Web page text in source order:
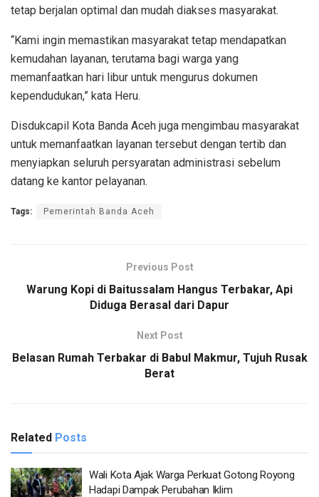
tetap berjalan optimal dan mudah diakses masyarakat.
“Kami ingin memastikan masyarakat tetap mendapatkan
kemudahan layanan, terutama bagi warga yang
memanfaatkan hari libur untuk mengurus dokumen
kependudukan,” kata Heru.
Disdukcapil Kota Banda Aceh juga mengimbau masyarakat
untuk memanfaatkan layanan tersebut dengan tertib dan
menyiapkan seluruh persyaratan administrasi sebelum
datang ke kantor pelayanan.
Tags: Pemerintah Banda Aceh
Previous Post
Warung Kopi di Baitussalam Hangus Terbakar, Api
Diduga Berasal dari Dapur
Next Post
Belasan Rumah Terbakar di Babul Makmur, Tujuh Rusak
Berat
Related Posts
Wali Kota Ajak Warga Perkuat Gotong Royong
Hadapi Dampak Perubahan Iklim